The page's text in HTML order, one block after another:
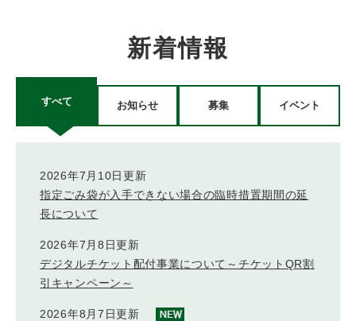
新着情報
すべて お知らせ 募集 イベント
す
べ
て
2026年7月10日更新
指定ごみ袋が入手できない場合の臨時措置期間の延
長について
2026年7月8日更新
デジタルチケット配付事業について～チケットQR割
引キャンペーン～
2026年8月7日更新